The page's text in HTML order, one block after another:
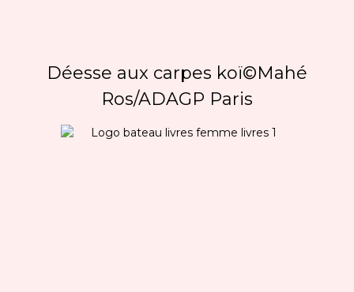
Déesse aux carpes koï©Mahé
Ros/ADAGP Paris